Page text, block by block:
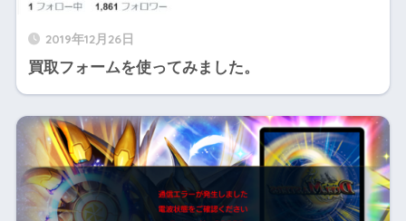
2019年12月26日
買取フォームを使ってみました。